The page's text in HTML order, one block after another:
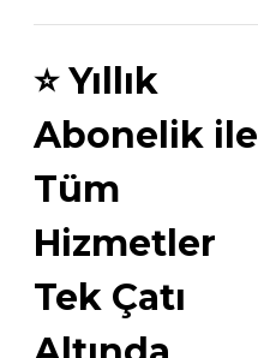
⭐Yıllık
Abonelik ile
Tüm
Hizmetler
Tek Çatı